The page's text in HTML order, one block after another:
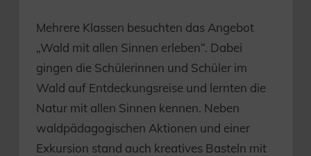
Mehrere Klassen besuchten das Angebot
„Wald mit allen Sinnen erleben“. Dabei
gingen die Schülerinnen und Schüler im
Wald auf Entdeckungsreise und lernten die
Natur mit allen Sinnen kennen. Neben
waldpädagogischen Aktionen und einer
Exkursion stand auch kreatives Basteln mit